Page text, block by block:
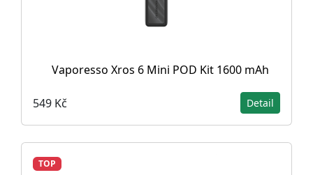
Vaporesso Xros 6 Mini POD Kit 1600 mAh
549 Kč Detail
TOP